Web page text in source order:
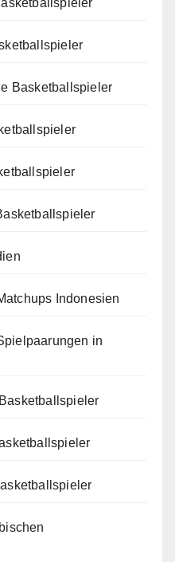
Basketballspieler
Indonesien
in